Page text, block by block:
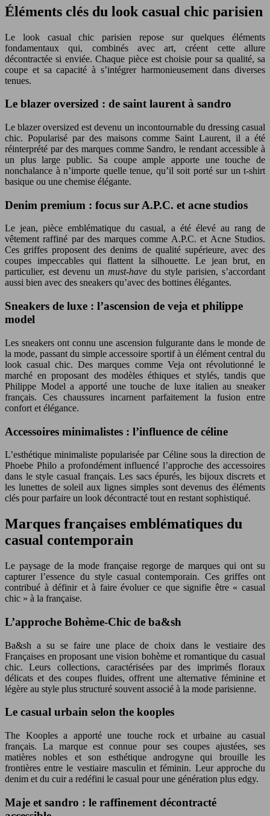
Éléments clés du look casual chic parisien
Le look casual chic parisien repose sur quelques éléments
fondamentaux qui, combinés avec art, créent cette allure
décontractée si enviée. Chaque pièce est choisie pour sa qualité, sa
coupe et sa capacité à s’intégrer harmonieusement dans diverses
tenues.
Le blazer oversized : de saint laurent à sandro
Le blazer oversized est devenu un incontournable du dressing casual
chic. Popularisé par des maisons comme Saint Laurent, il a été
réinterprété par des marques comme Sandro, le rendant accessible à
un plus large public. Sa coupe ample apporte une touche de
nonchalance à n’importe quelle tenue, qu’il soit porté sur un t-shirt
basique ou une chemise élégante.
Denim premium : focus sur A.P.C. et acne studios
Le jean, pièce emblématique du casual, a été élevé au rang de
vêtement raffiné par des marques comme A.P.C. et Acne Studios.
Ces griffes proposent des denims de qualité supérieure, avec des
coupes impeccables qui flattent la silhouette. Le jean brut, en
particulier, est devenu un must-have du style parisien, s’accordant
aussi bien avec des sneakers qu’avec des bottines élégantes.
Sneakers de luxe : l’ascension de veja et philippe
model
Les sneakers ont connu une ascension fulgurante dans le monde de
la mode, passant du simple accessoire sportif à un élément central du
look casual chic. Des marques comme Veja ont révolutionné le
marché en proposant des modèles éthiques et stylés, tandis que
Philippe Model a apporté une touche de luxe italien au sneaker
français. Ces chaussures incarnent parfaitement la fusion entre
confort et élégance.
Accessoires minimalistes : l’influence de céline
L’esthétique minimaliste popularisée par Céline sous la direction de
Phoebe Philo a profondément influencé l’approche des accessoires
dans le style casual français. Les sacs épurés, les bijoux discrets et
les lunettes de soleil aux lignes simples sont devenus des éléments
clés pour parfaire un look décontracté tout en restant sophistiqué.
Marques françaises emblématiques du
casual contemporain
Le paysage de la mode française regorge de marques qui ont su
capturer l’essence du style casual contemporain. Ces griffes ont
contribué à définir et à faire évoluer ce que signifie être « casual
chic » à la française.
L’approche Bohème-Chic de ba&sh
Ba&sh a su se faire une place de choix dans le vestiaire des
Françaises en proposant une vision bohème et romantique du casual
chic. Leurs collections, caractérisées par des imprimés floraux
délicats et des coupes fluides, offrent une alternative féminine et
légère au style plus structuré souvent associé à la mode parisienne.
Le casual urbain selon the kooples
The Kooples a apporté une touche rock et urbaine au casual
français. La marque est connue pour ses coupes ajustées, ses
matières nobles et son esthétique androgyne qui brouille les
frontières entre le vestiaire masculin et féminin. Leur approche du
denim et du cuir a redéfini le casual pour une génération plus edgy.
Maje et sandro : le raffinement décontracté